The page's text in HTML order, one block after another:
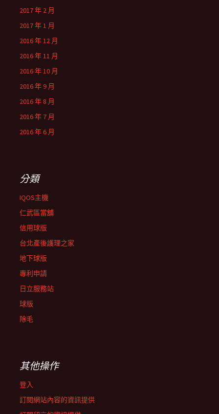
2017 年 2 月
2017 年 1 月
2016 年 12 月
2016 年 11 月
2016 年 10 月
2016 年 9 月
2016 年 8 月
2016 年 7 月
2016 年 6 月
分類
IQOS主機
仁武區當舖
信用球版
台北產後護理之家
地下球版
專利申請
日立服務站
球版
除毛
其他操作
登入
訂閱網站內容的資訊提供